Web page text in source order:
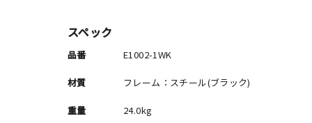
スペック
品番 E1002-1WK
材質 フレーム：スチール(ブラック)
重量 24.0kg